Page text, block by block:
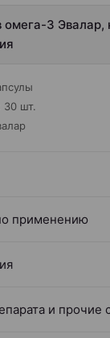
омега-3 Эвалар,
30 шт.
применению
и прочие